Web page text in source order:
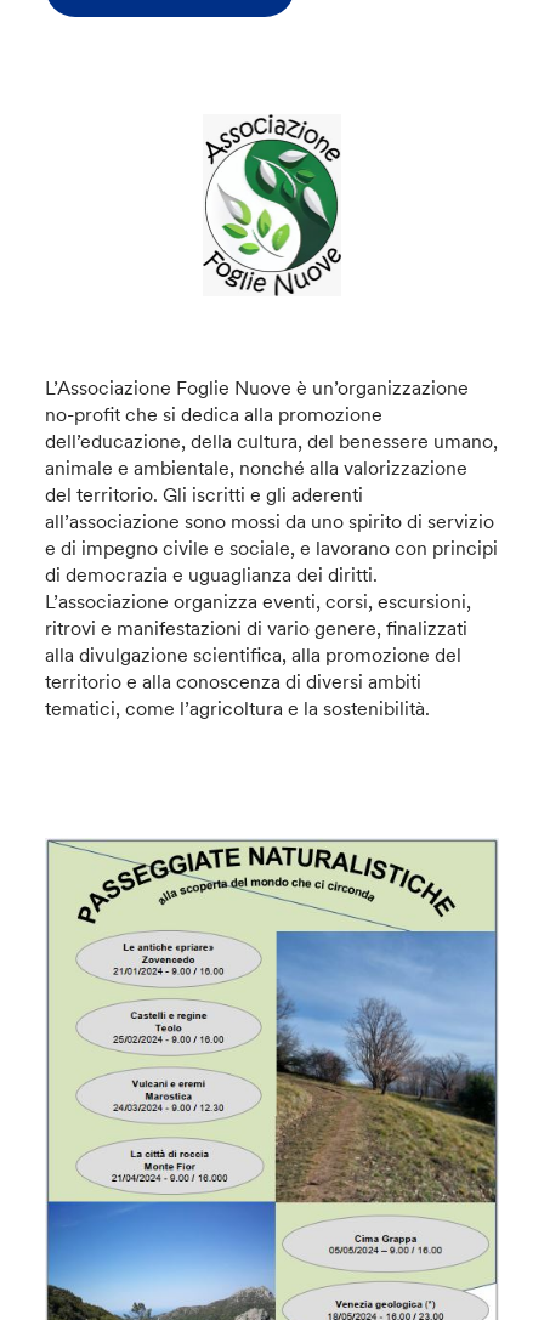
L’Associazione Foglie Nuove è un’organizzazione
no-profit che si dedica alla promozione
dell’educazione, della cultura, del benessere umano,
animale e ambientale, nonché alla valorizzazione
del territorio. Gli iscritti e gli aderenti
all’associazione sono mossi da uno spirito di servizio
e di impegno civile e sociale, e lavorano con principi
di democrazia e uguaglianza dei diritti.
L’associazione organizza eventi, corsi, escursioni,
ritrovi e manifestazioni di vario genere, finalizzati
alla divulgazione scientifica, alla promozione del
territorio e alla conoscenza di diversi ambiti
tematici, come l’agricoltura e la sostenibilità.